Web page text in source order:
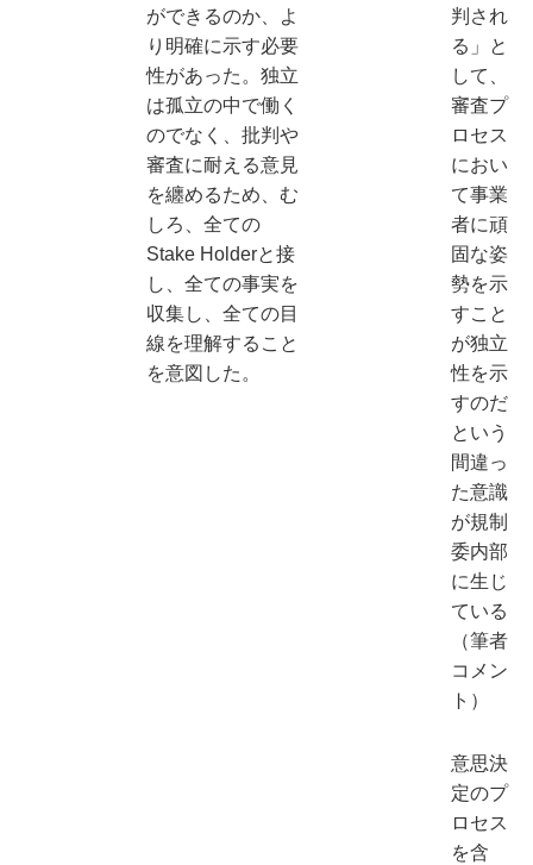
ができるのか、よ
り明確に示す必要
性があった。独立
は孤立の中で働く
のでなく、批判や
審査に耐える意見
を纏めるため、む
しろ、全ての
Stake Holderと接
し、全ての事実を
収集し、全ての目
線を理解すること
を意図した。
判され
る」と
して、
審査プ
ロセス
におい
て事業
者に頑
固な姿
勢を示
すこと
が独立
性を示
すのだ
という
間違っ
た意識
が規制
委内部
に生じ
ている
（筆者
コメン
ト）
意思決
定のプ
ロセス
を含